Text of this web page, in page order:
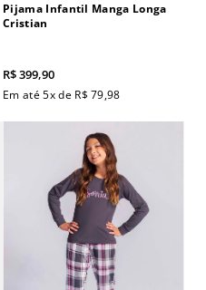
Pijama Infantil Manga Longa
Cristian
R$399,90
Em até5x de R$ 79,98